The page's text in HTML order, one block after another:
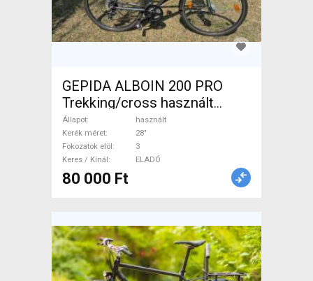
GEPIDA ALBOIN 200 PRO
Trekking/cross használt
ELADÓ
Állapot
használt
Kerék méret
28"
Fokozatok elöl
3
Keres / Kínál
ELADÓ
80 000 Ft